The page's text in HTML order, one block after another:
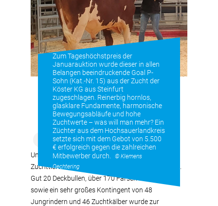
Zum Tageshöchstpreis der
Januarauktion wurde dieser in allen
Belangen beeindruckende Goal P-
Sohn (Kat.-Nr. 15) aus der Zucht der
Köster KG aus Steinfurt
zugeschlagen. Reinerbig hornlos,
glasklare Fundamente, harmonische
Bewegungsabläufe und hohe
Zuchtwerte – was will man mehr? Ein
Züchter aus dem Hochsauerlandkreis
setzte sich mit dem Gebot von 5.500
€ erfolgreich gegen die zahlreichen
Mitbewerber durch.
© Klemens
Oechtering
Und es war eine Großauktion die mit knapp 300
Zuchttieren aus den verschiedenen Tierkategorien.
Gut 20 Deckbullen, über 170 Färsen und eine Kuh
sowie ein sehr großes Kontingent von 48
Jungrindern und 46 Zuchtkälber wurde zur